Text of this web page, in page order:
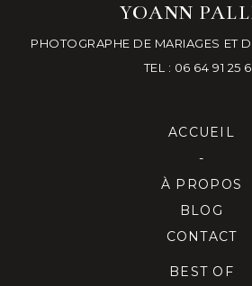
YOANN
PHOTOGRAPHE DE MARIAGES ET
TEL : 06 64 91 25
ACCUEIL
-
À PROPOS
BLOG
CONTACT
BEST OF